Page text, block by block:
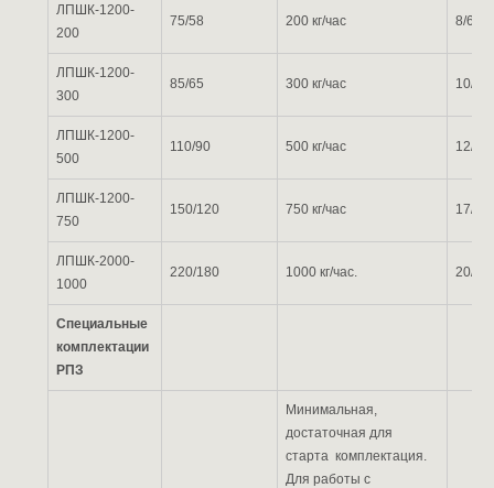
ЛПШК-1200-
200
75/58 200 кг/час 8/6/3
ЛПШК-1200-
300
85/65 300 кг/час 10/8/
ЛПШК-1200-
500
110/90 500 кг/час 12/8/
ЛПШК-1200-
750
150/120 750 кг/час 17/8/
ЛПШК-2000-
1000
220/180 1000 кг/час. 20/8/
Специальные
комплектации
РПЗ
Минимальная,
достаточная для
старта комплектация.
Для работы с